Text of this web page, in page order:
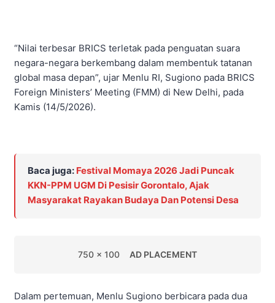
“Nilai terbesar BRICS terletak pada penguatan suara
negara-negara berkembang dalam membentuk tatanan
global masa depan”, ujar Menlu RI, Sugiono pada BRICS
Foreign Ministers’ Meeting (FMM) di New Delhi, pada
Kamis (14/5/2026).
Baca juga: Festival Momaya 2026 Jadi Puncak
KKN-PPM UGM Di Pesisir Gorontalo, Ajak
Masyarakat Rayakan Budaya Dan Potensi Desa
750 x 100 AD PLACEMENT
Dalam pertemuan, Menlu Sugiono berbicara pada dua